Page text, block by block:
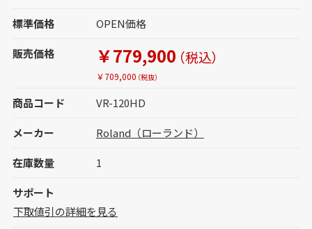
標準価格 OPEN価格
販売価格 ￥779,900 （税込）
￥709,000 （税抜）
商品コード VR-120HD
メーカー Roland（ローランド）
在庫数量 1
サポート
下取値引の詳細を見る